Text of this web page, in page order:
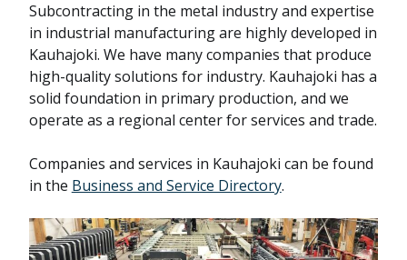
Subcontracting in the metal industry and expertise
in industrial manufacturing are highly developed in
Kauhajoki. We have many companies that produce
high-quality solutions for industry. Kauhajoki has a
solid foundation in primary production, and we
operate as a regional center for services and trade.
Companies and services in Kauhajoki can be found
in the Business and Service Directory.